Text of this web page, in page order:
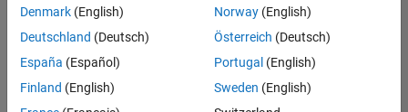
Denmark (English)
Deutschland (Deutsch)
España (Español)
Finland (English)
Norway(English)
Österreich (Deutsch)
Portugal (English)
Sweden (English)
Centro di fiducia
Informativa sulla privacy
Antipirateria
Stato dell'applicazione
Contatti
© 1994-2026 The MathWorks, Inc.